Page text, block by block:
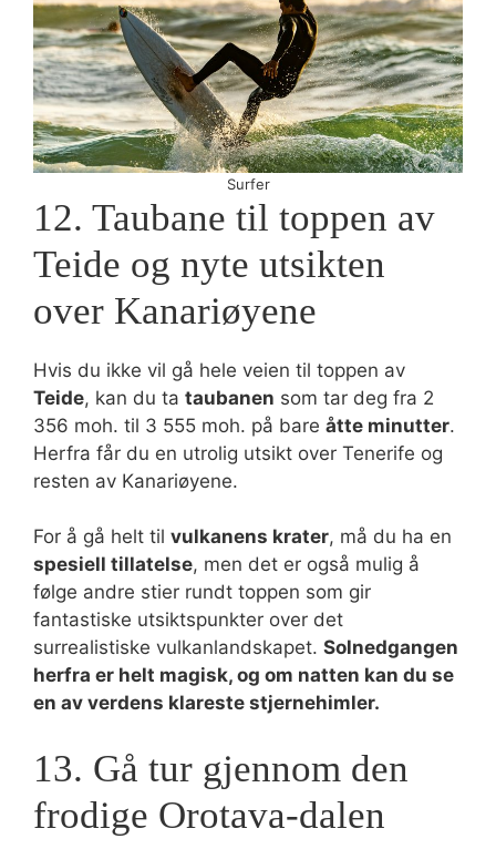
Surfer
12. Taubane til toppen av
Teide og nyte utsikten
over Kanariøyene
Hvis du ikke vil gå hele veien til toppen av
Teide, kan du ta taubanen som tar deg fra 2
356 moh. til 3 555 moh. på bare åtte minutter.
Herfra får du en utrolig utsikt over Tenerife og
resten av Kanariøyene.
For å gå helt til vulkanens krater, må du ha en
spesiell tillatelse, men det er også mulig å
følge andre stier rundt toppen som gir
fantastiske utsiktspunkter over det
surrealistiske vulkanlandskapet. Solnedgangen
herfra er helt magisk, og om natten kan du se
en av verdens klareste stjernehimler.
13. Gå tur gjennom den
frodige Orotava-dalen